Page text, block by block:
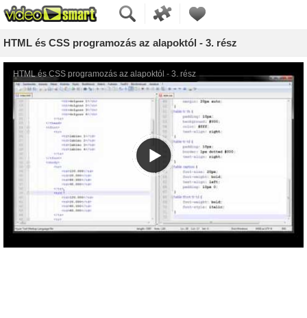
HTML és CSS programozás az alapoktól - 3. rész